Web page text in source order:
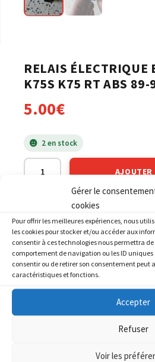
Gérer le
cookies
Pour offrir les meilleures expériences, nous
les cookies pour stocker et/ou accéder aux
consentir à ces technologies nous permettra
comportement de navigation ou les ID uniques
consentir ou de retirer son consentement peut
caractéristiques et fonctions.
Accepter
Refuser
Voir les
RELAIS ÉLECTRIQUE
K75S K75 RT ABS 89-
5.00€
2 en stock
AJOUTER
PRODUITS SIMILAIRES